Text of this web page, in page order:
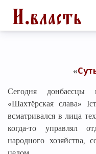
«
Сегодня донбаcсцы
«Шахтёрская слава»
всматривался в лица
когда-то управлял
народного хозяйства,